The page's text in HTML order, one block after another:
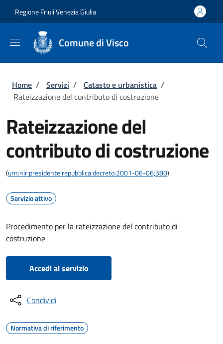
Regione Friuli Venezia Giulia
Comune di Visco
Briciole di pane
Home / Servizi / Catasto e urbanistica /
Rateizzazione del contributo di costruzione
Rateizzazione del
contributo di costruzione
(urn:nir:presidente.repubblica:decreto:2001-06-06;380)
Servizio attivo
Procedimento per la rateizzazione del contributo di
costruzione
Accedi al servizio
Condividi
Normativa di riferimento